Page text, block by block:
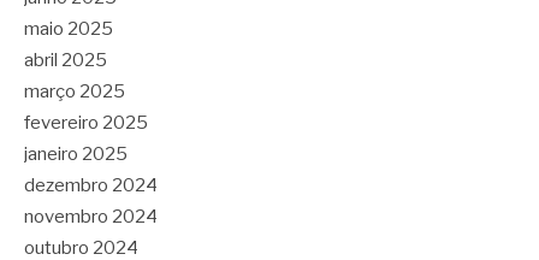
maio 2025
abril 2025
março 2025
fevereiro 2025
janeiro 2025
dezembro 2024
novembro 2024
outubro 2024